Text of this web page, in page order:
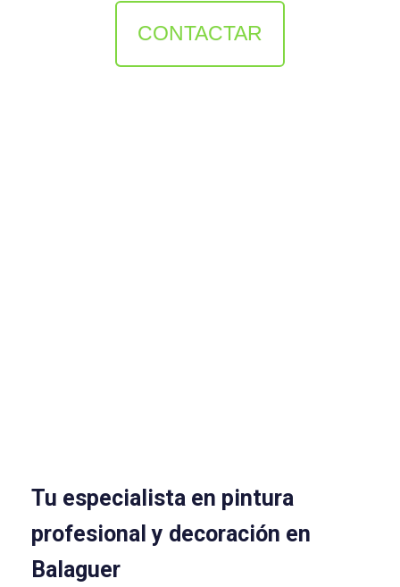
CONTACTAR
Tu especialista en pintura
profesional y decoración en
Balaguer